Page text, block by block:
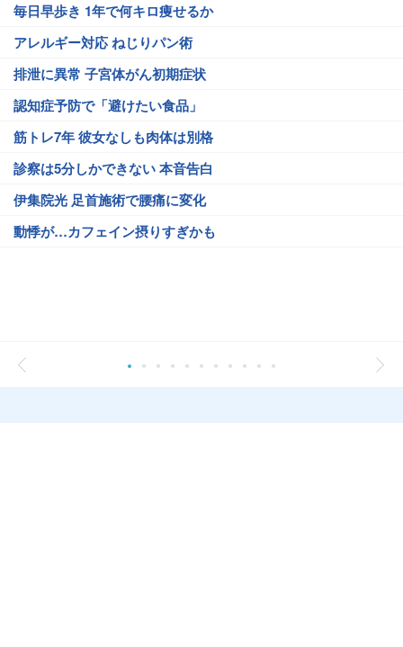
毎日早歩き 1年で何キロ痩せるか
アレルギー対応 ねじりパン術
排泄に異常 子宮体がん初期症状
認知症予防で「避けたい食品」
筋トレ7年 彼女なしも肉体は別格
診察は5分しかできない 本音告白
伊集院光 足首施術で腰痛に変化
動悸が…カフェイン摂りすぎかも